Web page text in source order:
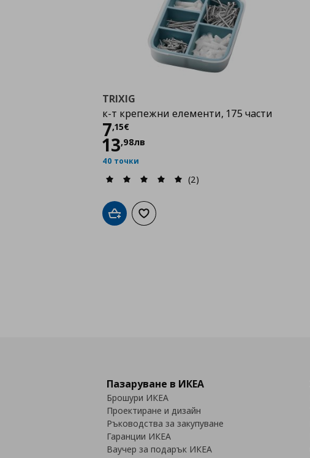
TRIXIG
к-т крепежни елементи, 175 части
7,15€
Цена
13,98лв
40 точки
(2)
Добави в кошницата
Добави към списъка с любими
Пазаруване в ИКЕА
Брошури ИКЕА
Проектиране и дизайн
Ръководства за закупуване
Гаранции ИКЕА
Ваучер за подарък ИКЕА